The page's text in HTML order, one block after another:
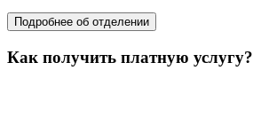
Подробнее об отделении
Как получить платную услугу?